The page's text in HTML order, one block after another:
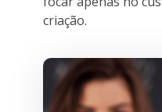
criação.